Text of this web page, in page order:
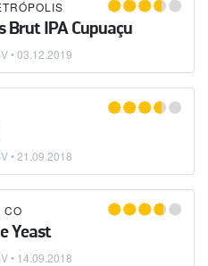
Brut IPA Cupuaçu
•03.12.2019
•21.09.2018
CO
Yeast
• 14.09.2018